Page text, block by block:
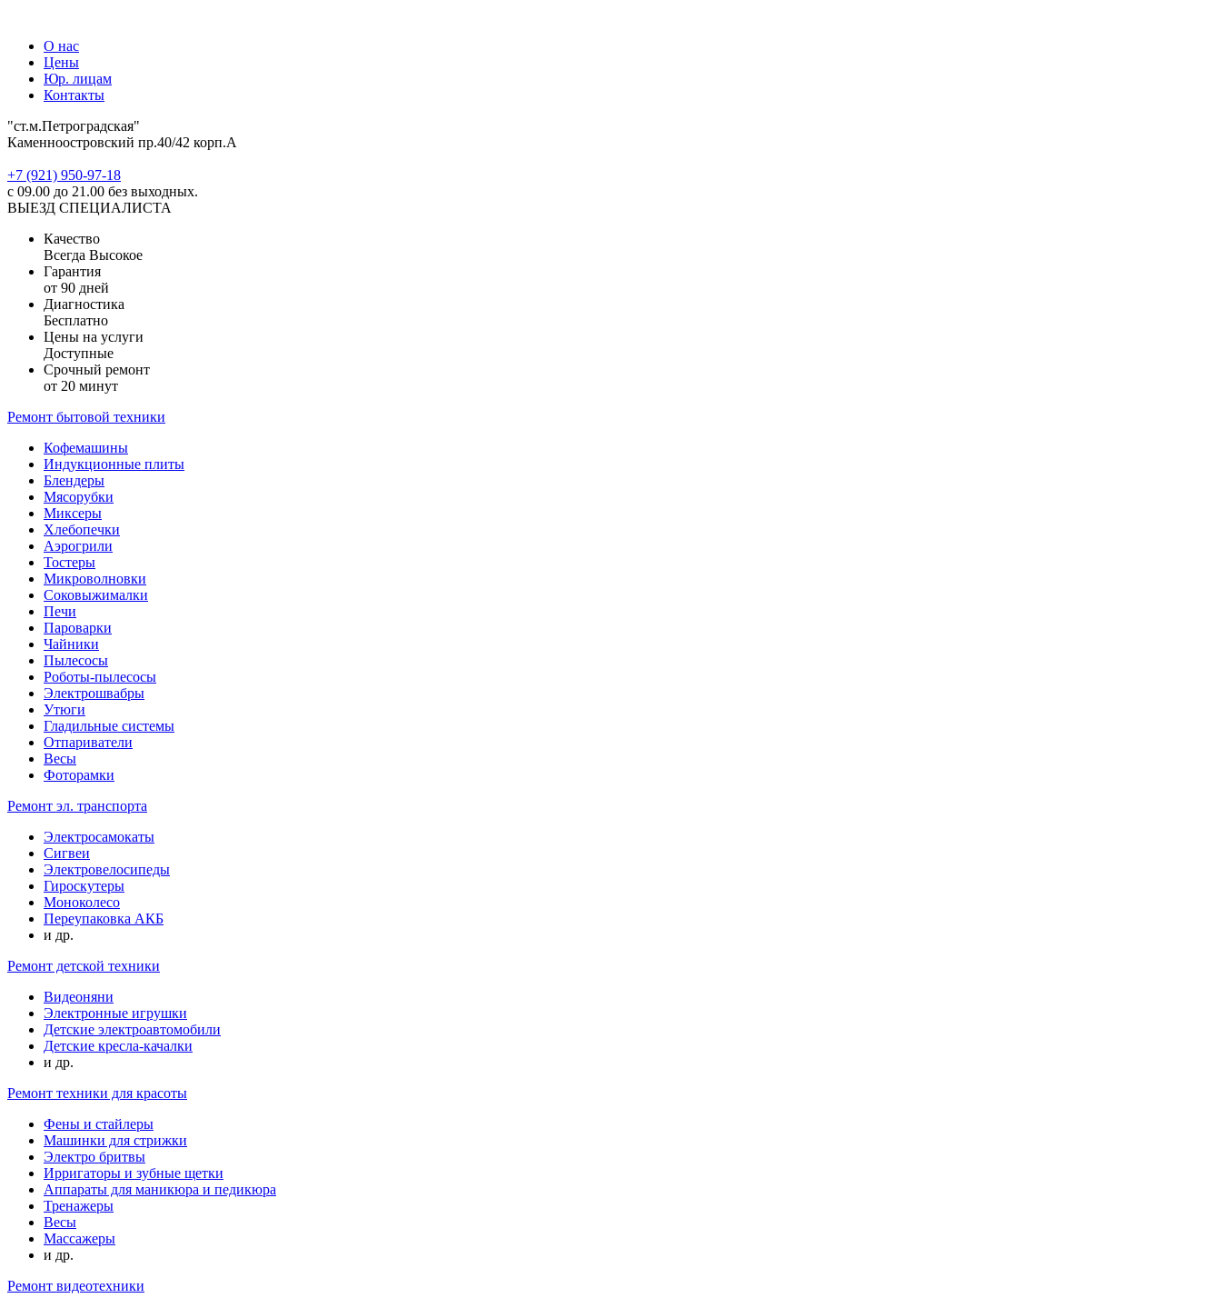
О нас
Цены
Юр. лицам
Контакты
"ст.м.Петроградская"
Каменноостровский пр.40/42 корп.А
‎+7 (921) 950-97-18
с 09.00 до 21.00 без выходных.
ВЫЕЗД СПЕЦИАЛИСТА
Качество
Всегда Высокое
Гарантия
от 90 дней
Диагностика
Бесплатно
Цены на услуги
Доступные
Срочный ремонт
от 20 минут
Ремонт бытовой техники
Кофемашины
Индукционные плиты
Блендеры
Мясорубки
Миксеры
Хлебопечки
Аэрогрили
Тостеры
Микроволновки
Соковыжималки
Печи
Пароварки
Чайники
Пылесосы
Роботы-пылесосы
Электрошвабры
Утюги
Гладильные системы
Отпариватели
Весы
Фоторамки
Ремонт эл. транспорта
Электросамокаты
Сигвеи
Электровелосипеды
Гироскутеры
Моноколесо
Переупаковка АКБ
и др.
Ремонт детской техники
Видеоняни
Электронные игрушки
Детские электроавтомобили
Детские кресла-качалки
и др.
Ремонт техники для красоты
Фены и стайлеры
Машинки для стрижки
Электро бритвы
Ирригаторы и зубные щетки
Аппараты для маникюра и педикюра
Тренажеры
Весы
Массажеры
и др.
Ремонт видеотехники